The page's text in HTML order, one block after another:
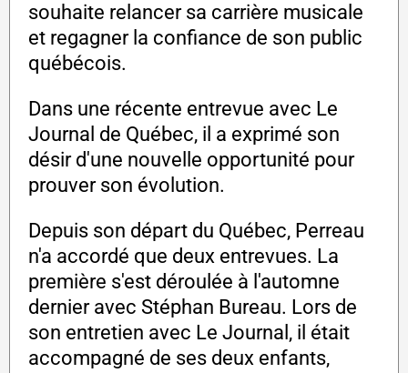
souhaite relancer sa carrière musicale
et regagner la confiance de son public
québécois.
Dans une récente entrevue avec Le
Journal de Québec, il a exprimé son
désir d'une nouvelle opportunité pour
prouver son évolution.
Depuis son départ du Québec, Perreau
n'a accordé que deux entrevues. La
première s'est déroulée à l'automne
dernier avec Stéphan Bureau. Lors de
son entretien avec Le Journal, il était
accompagné de ses deux enfants,